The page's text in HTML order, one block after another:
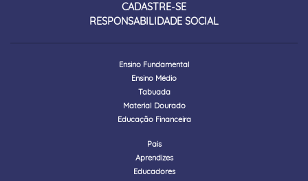
CADASTRE-SE
RESPONSABILIDADE SOCIAL
Ensino Fundamental
Ensino Médio
Tabuada
Material Dourado
Educação Financeira
Pais
Aprendizes
Educadores